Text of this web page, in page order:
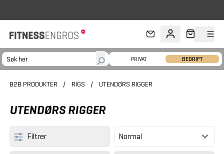
PRIVAT BEDRIFT
B2B PRODUKTER / RIGS / UTENDØRS RIGGER
UTENDØRS RIGGER
Filtrer